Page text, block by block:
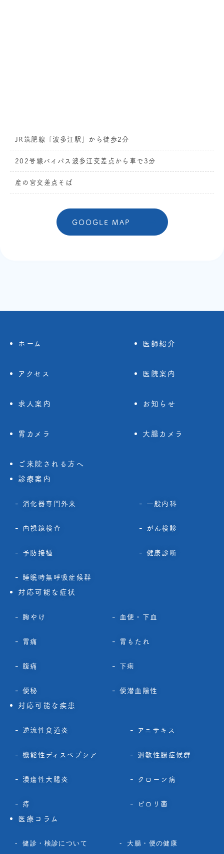
JR筑肥線「波多江駅」から徒歩2分
202号線バイパス波多江交差点から車で3分
産の宮交差点そば
GOOGLE MAP
ホーム 医師紹介
アクセス 医院案内
求人案内 お知らせ
胃カメラ 大腸カメラ
ご来院される方へ
診療案内
消化器専門外来 一般内科
内視鏡検査 がん検診
予防接種 健康診断
睡眠時無呼吸症候群
対応可能な症状
胸やけ 血便・下血
胃痛 胃もたれ
腹痛 下痢
便秘 便潜血陽性
対応可能な疾患
逆流性食道炎 アニサキス
機能性ディスペプシア 過敏性腸症候群
潰瘍性大腸炎 クローン病
痔 ピロリ菌
医療コラム
健診・検診について 大腸・便の健康